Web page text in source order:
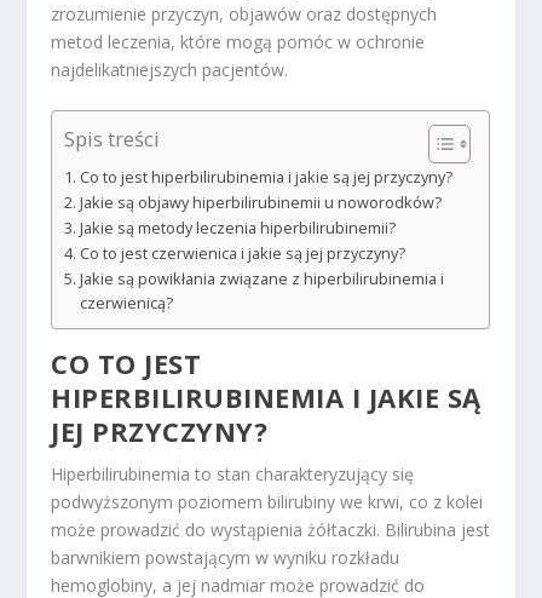
zrozumienie przyczyn, objawów oraz dostępnych
metod leczenia, które mogą pomóc w ochronie
najdelikatniejszych pacjentów.
Spis treści
Co to jest hiperbilirubinemia i jakie są jej przyczyny?
Jakie są objawy hiperbilirubinemii u noworodków?
Jakie są metody leczenia hiperbilirubinemii?
Co to jest czerwienica i jakie są jej przyczyny?
Jakie są powikłania związane z hiperbilirubinemia i
czerwienicą?
CO TO JEST
HIPERBILIRUBINEMIA I JAKIE SĄ
JEJ PRZYCZYNY?
Hiperbilirubinemia to stan charakteryzujący się
podwyższonym poziomem bilirubiny we krwi, co z kolei
może prowadzić do wystąpienia żółtaczki. Bilirubina jest
barwnikiem powstającym w wyniku rozkładu
hemoglobiny, a jej nadmiar może prowadzić do